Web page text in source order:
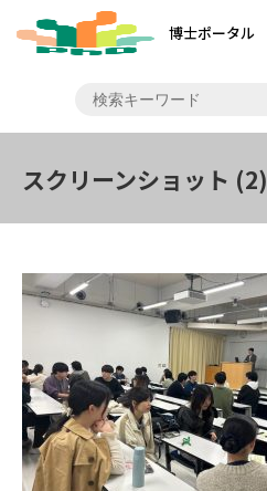
博士ポータル
スクリーンショット (2)